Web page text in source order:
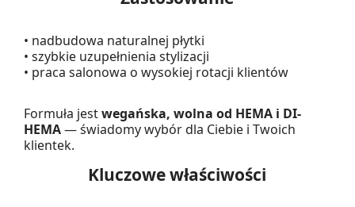
• nadbudowa naturalnej płytki
• szybkie uzupełnienia stylizacji
• praca salonowa o wysokiej rotacji klientów
Formuła jestwegańska, wolna od HEMA i DI-
HEMA— świadomy wybór dla Ciebie i Twoich
klientek.
Kluczowe właściwości